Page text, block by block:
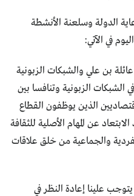
الدولة وسلعنة الأنشطة
في الآتي:
بن علي والشبكات الزبونية
الشبكات الزبونية وتنافسا بين
الذين يوظفون القطاع
عن المهام الأصلية للثقافة
والجماعية من خلق علاقات
علينا إعادة النظر في